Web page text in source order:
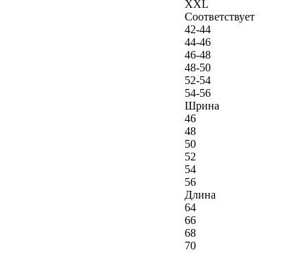
XXL
Соответствует
42-44
44-46
46-48
48-50
52-54
54-56
Шрина
46
48
50
52
54
56
Длина
64
66
68
70